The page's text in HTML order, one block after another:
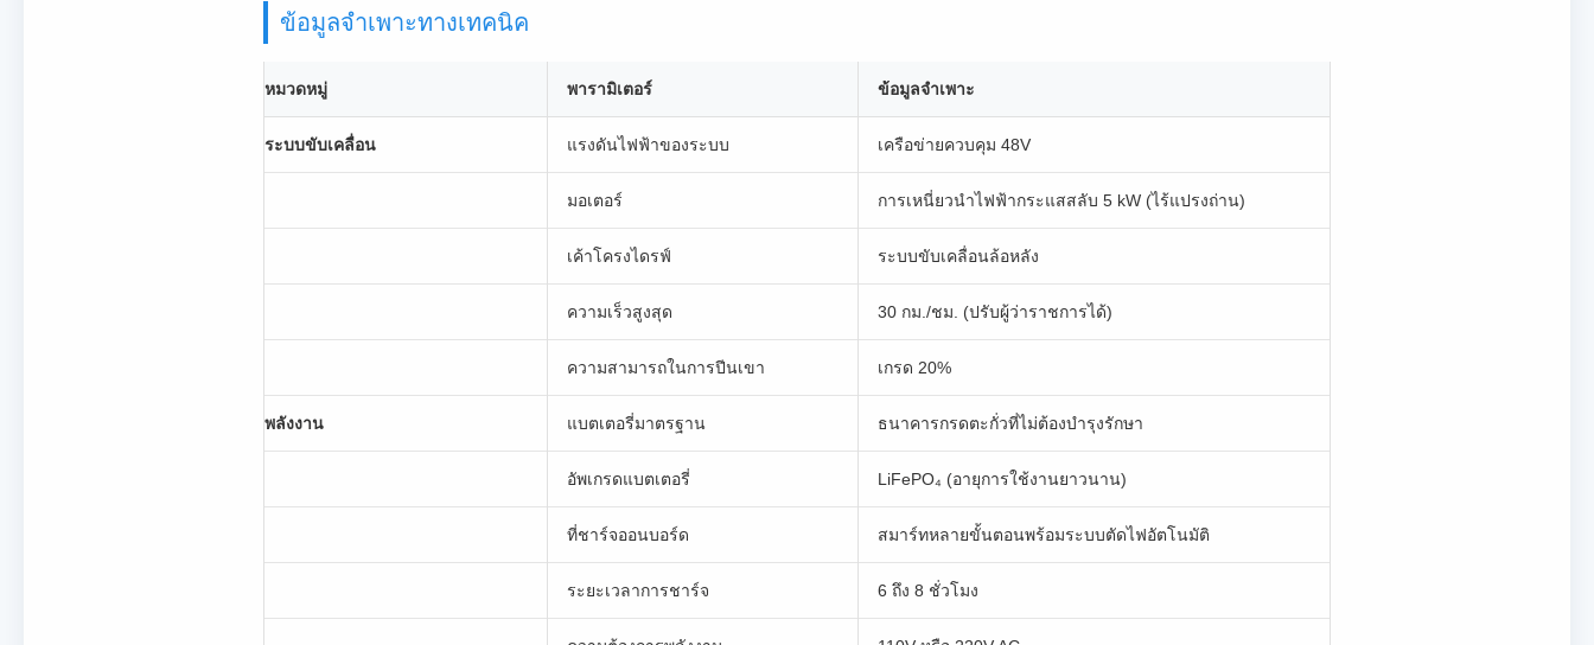
ข้อมูลจำเพาะทางเทคนิค
หมวดหมู่ พารามิเตอร์ ข้อมูลจำเพาะ
ระบบขับเคลื่อน แรงดันไฟฟ้าของระบบ เครือข่ายควบคุม 48V
มอเตอร์ การเหนี่ยวนำไฟฟ้ากระแสสลับ 5 kW (ไร้แปรงถ่าน)
เค้าโครงไดรฟ์ ระบบขับเคลื่อนล้อหลัง
ความเร็วสูงสุด 30 กม./ชม. (ปรับผู้ว่าราชการได้)
ความสามารถในการปีนเขา เกรด 20%
พลังงาน แบตเตอรี่มาตรฐาน ธนาคารกรดตะกั่วที่ไม่ต้องบำรุงรักษา
อัพเกรดแบตเตอรี่ LiFePO₄ (อายุการใช้งานยาวนาน)
ที่ชาร์จออนบอร์ด สมาร์ทหลายขั้นตอนพร้อมระบบตัดไฟอัตโนมัติ
ระยะเวลาการชาร์จ 6 ถึง 8 ชั่วโมง